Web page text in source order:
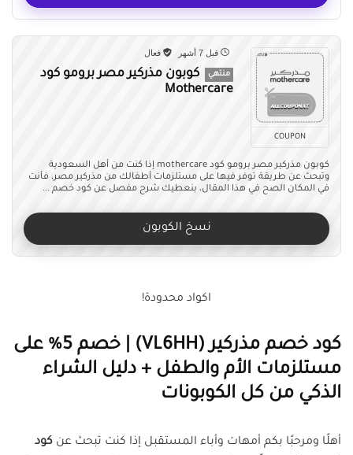
COUPON
قبل 7 أشهر فعال
منتهي
كوبون مذركير مصر برومو كود
Mothercare
كوبون مذركير مصر برومو كود mothercare إذا كنت من أهل السعودية
وتبحث عن طريقة توفر فيها على مستلزمات أطفالك من مذركير مصر، فأنت
في المكان الصح في هذا المقال، بنعطيك شرح مفصل عن كود خصم ...
نسخ الكوبون
اكواد محدودة!
كود خصم مذركير(VL6HH)
| خصم 5% على
مستلزمات الأم والطفل + دليل الشراء
الذكي من كل الكوبونات
أهلًا ومرحبًا بكم أمهات وأباء المستقبل إذا كنت تبحث عن كود